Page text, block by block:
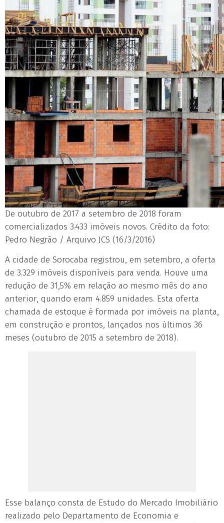
De outubro de 2017 a setembro de 2018 foram
comercializados 3.433 imóveis novos. Crédito da foto:
Pedro Negrão / Arquivo JCS (16/3/2016)
A cidade de Sorocaba registrou, em setembro, a oferta
de 3.329 imóveis disponíveis para venda. Houve uma
redução de 31,5% em relação ao mesmo mês do ano
anterior, quando eram 4.859 unidades. Esta oferta
chamada de estoque é formada por imóveis na planta,
em construção e prontos, lançados nos últimos 36
meses (outubro de 2015 a setembro de 2018).
Esse balanço consta de Estudo do Mercado Imobiliário
realizado pelo Departamento de Economia e